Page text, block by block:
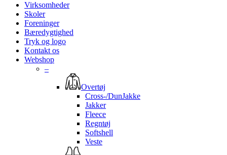
Virksomheder
Skoler
Foreninger
Bæredygtighed
Tryk og logo
Kontakt os
Webshop
–
Overtøj
Cross-/DunJakke
Jakker
Fleece
Regntøj
Softshell
Veste